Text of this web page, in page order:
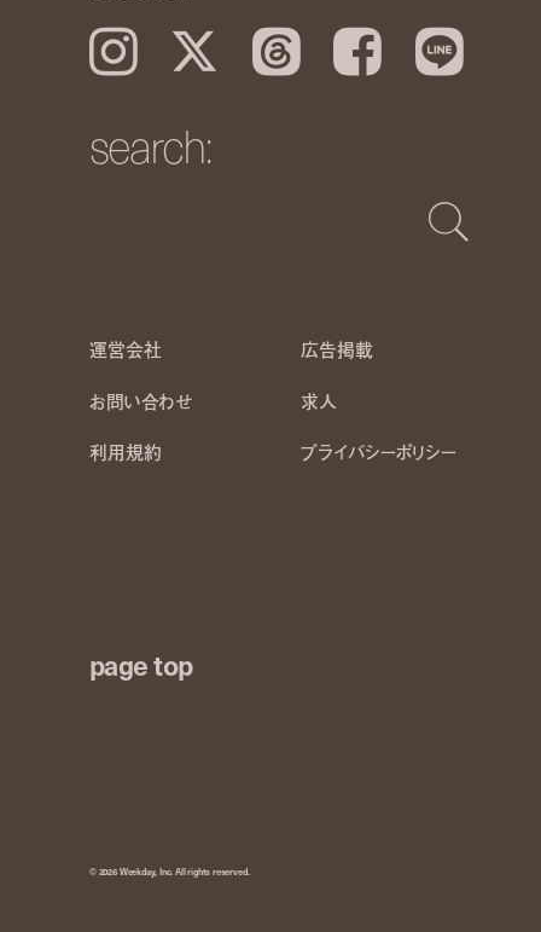
Instagram 𝕏 Threads Facebook LINE
search:
運営会社
広告掲載
お問い合わせ
求人
利用規約 プライバシーポリシー
page top
© 2026 Weekday, Inc. All rights reserved.